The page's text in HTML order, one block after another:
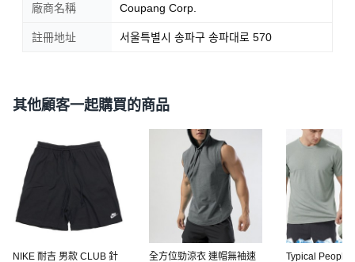
廠商名稱 Coupang Corp.
註冊地址 서울특별시 송파구 송파대로 570
其他顧客一起購買的商品
NIKE 耐吉 男款 CLUB 針
全方位勁涼衣 連帽無袖速
Typical People